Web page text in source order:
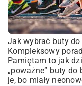
Jak wybrać buty do
Kompleksowy
Pamiętam to jak
„poważne” buty do
je, bo miały